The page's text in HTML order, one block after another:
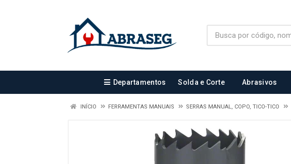
Departamentos Solda e Corte Abrasivos
INÍCIO FERRAMENTAS MANUAIS SERRAS MANUAL, COPO, TICO-TICO